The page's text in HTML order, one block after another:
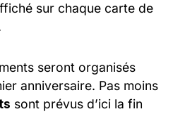
sur chaque carte de
seront organisés
anniversaire. Pas moins
sont prévus d’ici la fin